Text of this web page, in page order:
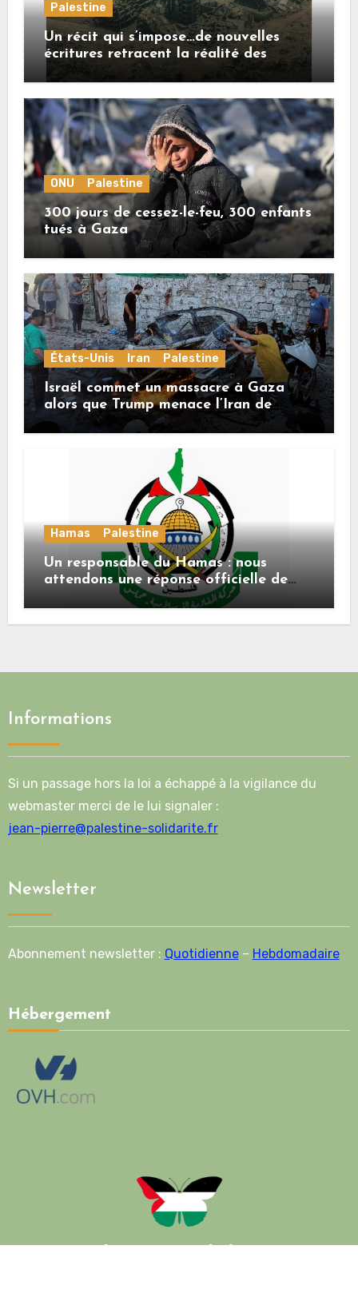
Palestine
Un récit qui s’impose…de nouvelles
écritures retracent la réalité des
crimes sionistes à Gaza
ONU Palestine
300 jours de cessez-le-feu, 300 enfants
tués à Gaza
États-Unis Iran Palestine
Israël commet un massacre à Gaza
alors que Trump menace l’Iran de
«décapitation»
Hamas Palestine
Un responsable du Hamas : nous
attendons une réponse officielle de
Mladenov concernant la feuille de
route de la deuxième phase de l’accord
Informations
Si un passage hors la loi a échappé à la vigilance du
webmaster merci de le lui signaler :
jean-pierre@palestine-solidarite.fr
Newsletter
Abonnement newsletter : Quotidienne– Hebdomadaire
Hébergement